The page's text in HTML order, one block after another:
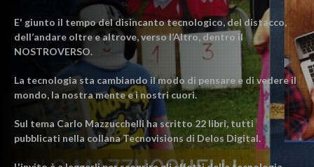
E' giunto il tempo del disincanto tecnologico, del distacco,
dell’andare oltre e altrove, verso l’Altro, dentro il
NOSTROVERSO.
La tecnologia sta cambiando il modo di pensare e di vedere il
mondo, la nostra mente e i nostri cuori.
Sul tema Carlo Mazzucchelli ha scritto 22 libri, tutti
pubblicati nella collana Tecnovisions di Delos Digital.